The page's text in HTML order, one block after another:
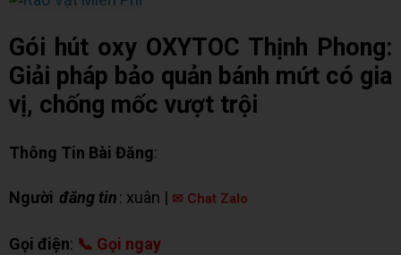
Gói hút oxy OXYTOC Thịnh Phong:
Giải pháp bảo quản bánh mứt có gia
vị, chống mốc vượt trội
Thông Tin Bài Đăng:
Người đăng tin: xuân | ✉ Chat Zalo
Gọi điện: 📞 Gọi ngay